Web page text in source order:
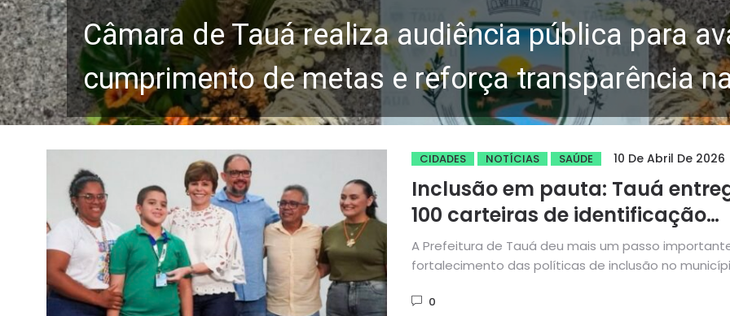
Câmara de Tauá realiza audiência pública para
cumprimento de metas e reforça transparência
CIDADES NOTÍCIAS SAÚDE 10 De Abril De 2026
Inclusão em pauta: Tauá
100 carteiras de identificação
para pessoas com TEA
A Prefeitura de Tauá deu mais um passo
fortalecimento das políticas de inclusão no
0